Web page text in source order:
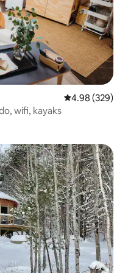
Calificación
4.98 (329)
wifi, kayaks